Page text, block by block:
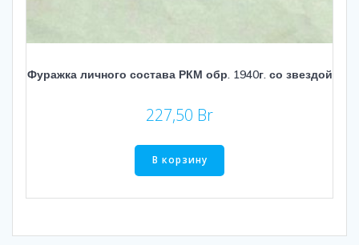
Фуражка личного состава РКМ обр. 1940г. со звездой
227,50 Br
В корзину